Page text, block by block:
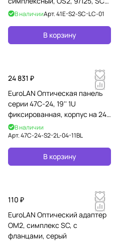
LC, 1 м
В наличииАрт.41E-S2-SC-LC-01
В корзину
24 831 ₽
EuroLAN Оптическая панель
серии 47C-24, 19'' 1U
фиксированная, корпус на 24
адаптера, 4 дуплекс LC
адаптера, OS2
В наличии
Арт.47C-24-S2-2L-04-11BL
В корзину
110 ₽
EuroLAN Оптический адаптер
OM2, симплекс SC, с
фланцами, серый